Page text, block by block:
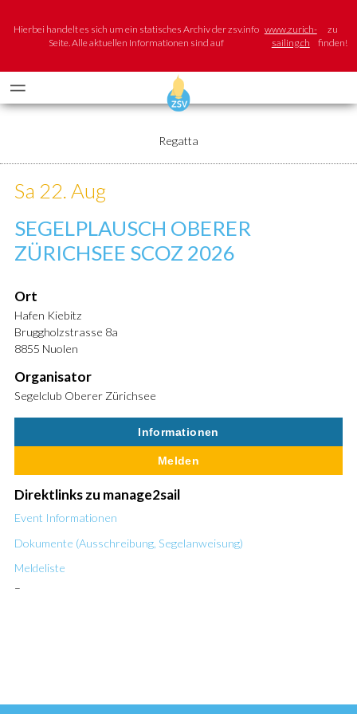
Hierbei handelt es sich um ein statisches Archiv der zsv.info
Seite. Alle aktuellen Informationen sind auf
www.zurich-
sailing.ch
zu
finden!
Regatta
Sa 22. Aug
SEGELPLAUSCH OBERER
ZÜRICHSEE SCOZ 2026
Ort
Hafen Kiebitz
Bruggholzstrasse 8a
8855 Nuolen
Organisator
Segelclub Oberer Zürichsee
Informationen
Melden
Direktlinks zu manage2sail
Event Informationen
Dokumente (Ausschreibung, Segelanweisung)
Meldeliste
–